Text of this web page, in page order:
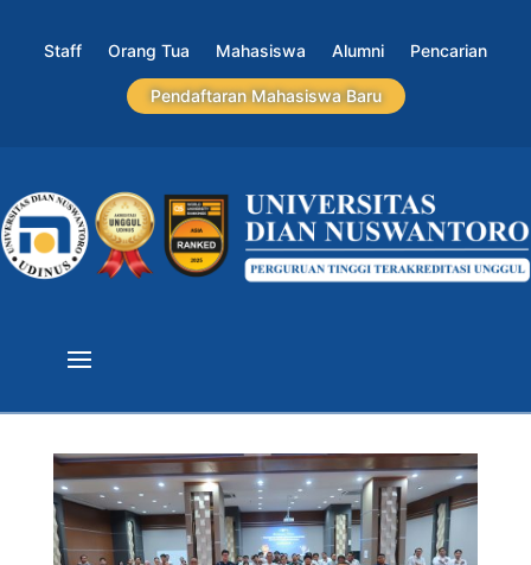
Staff Orang Tua Mahasiswa Alumni Pencarian
Pendaftaran Mahasiswa Baru